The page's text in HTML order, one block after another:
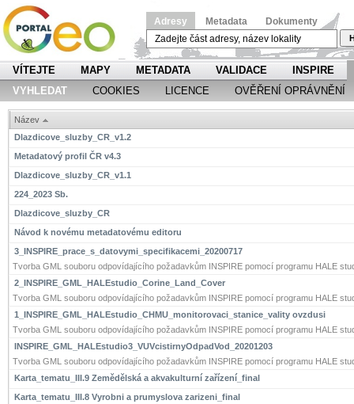
Adresy Metadata Dokumenty
VÍTEJTE MAPY METADATA VALIDACE
INSPIRE
VYHLEDAT
COOKIES LICENCE OVĚŘENÍ OPRÁVNĚNÍ
Název
Dlazdicove_sluzby_CR_v1.2
Metadatový profil ČR v4.3
Dlazdicove_sluzby_CR_v1.1
224_2023 Sb.
Dlazdicove_sluzby_CR
Návod k novému metadatovému editoru
3_INSPIRE_prace_s_datovymi_specifikacemi_20200717
Tvorba GML souboru odpovídajícího požadavkům INSPIRE pomocí programu HALE
2_INSPIRE_GML_HALEstudio_Corine_Land_Cover
Tvorba GML souboru odpovídajícího požadavkům INSPIRE pomocí programu HALE
1_INSPIRE_GML_HALEstudio_CHMU_monitorovaci_stanice_vality ovzdusi
Tvorba GML souboru odpovídajícího požadavkům INSPIRE pomocí programu HALE
INSPIRE_GML_HALEstudio3_VUVcistirnyOdpadVod_20201203
Tvorba GML souboru odpovídajícího požadavkům INSPIRE pomocí programu HALE
Karta_tematu_III.9 Zemědělská a akvakulturní zařízení_final
Karta_tematu_III.8 Vyrobni a prumyslova zarizeni_final